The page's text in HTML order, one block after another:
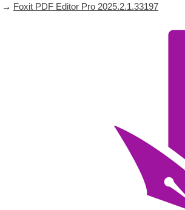
→ Foxit PDF Editor Pro 2025.2.1.33197